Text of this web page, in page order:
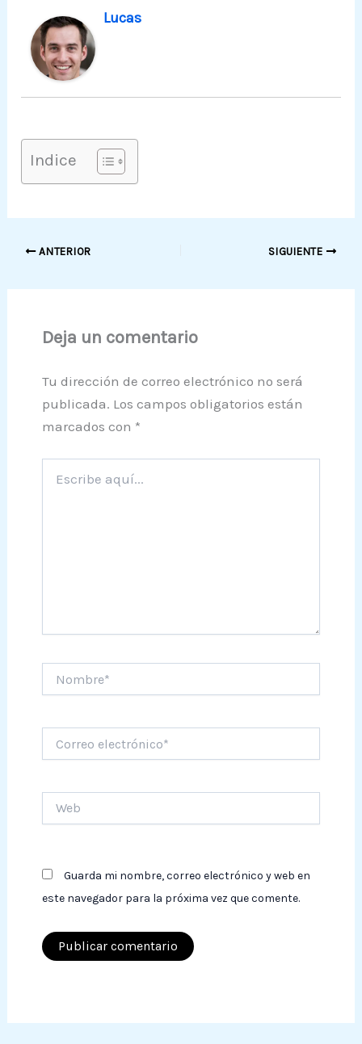
Lucas
Indice
ANTERIOR SIGUIENTE
Deja un comentario
Tu dirección de correo electrónico no será
publicada. Los campos obligatorios están
marcados con *
aquí...
electrónico*
Guarda mi nombre, correo electrónico y web en
este navegador para la próxima vez que comente.